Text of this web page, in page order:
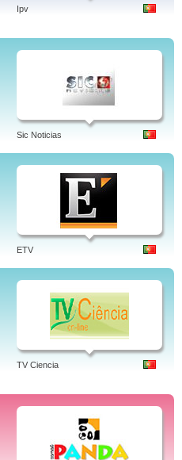
Ipv
Sic Noticias
ETV
TV Ciencia